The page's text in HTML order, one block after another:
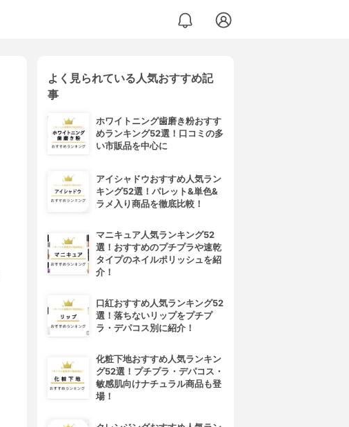
よく見られている人気おすすめ記
事
ホワイトニング歯磨き粉おすす
めランキング52選！口コミの多
い市販品を中心に
アイシャドウおすすめ人気ラン
キング52選！パレット&単色&
ラメ入り商品を徹底比較！
マニキュア人気ランキング52
選！おすすめのプチプラや速乾
タイプのネイルポリッシュを紹
介！
口紅おすすめ人気ランキング52
選！落ちないリップをプチプ
ラ・デパコス別に紹介！
化粧下地おすすめ人気ランキン
グ52選！プチプラ・デパコス・
敏感肌向けナチュラル商品も登
場！